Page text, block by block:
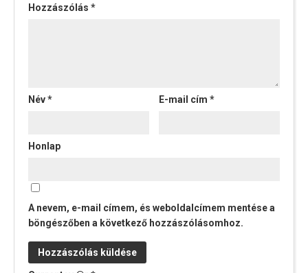
Hozzászólás *
Név* E-mail cím*
Honlap
A nevem, e-mail címem, és weboldalcímem mentése a
böngészőben a következő hozzászólásomhoz.